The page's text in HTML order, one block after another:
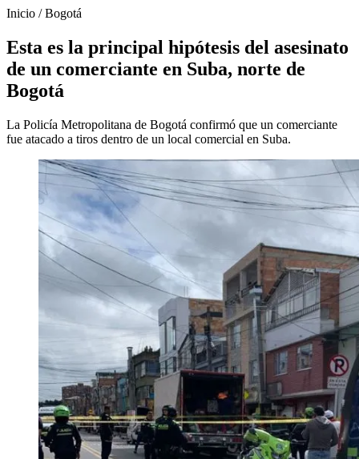
Inicio /Bogotá
Esta es la principal hipótesis del asesinato
de un comerciante en Suba, norte de
Bogotá
La Policía Metropolitana de Bogotá confirmó que un comerciante
fue atacado a tiros dentro de un local comercial en Suba.